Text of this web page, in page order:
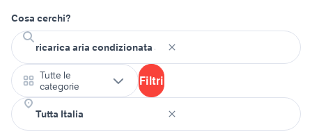
Cosa cerchi?
Tutte le
categorie
Filtri